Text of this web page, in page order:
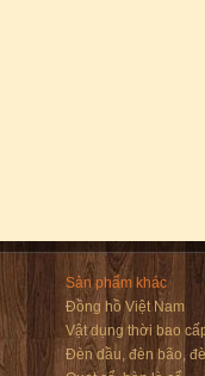
Sản phẩm khác
Đồng hồ Việt Nam
Vật dụng thời bao
Đèn dầu, đèn bão,